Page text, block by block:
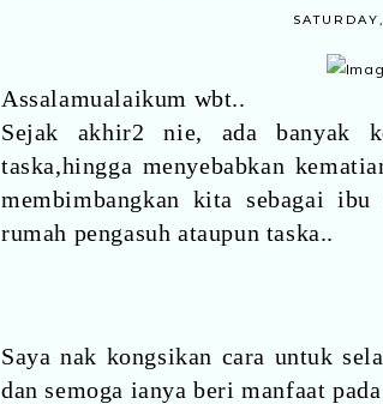
Assalamualaikum wbt..
Sejak akhir2 nie, ada banyak
taska,hingga menyebabkan
membimbangkan kita sebagai
rumah pengasuh ataupun taska..
Saya nak kongsikan cara untuk
dan semoga ianya beri manfaat